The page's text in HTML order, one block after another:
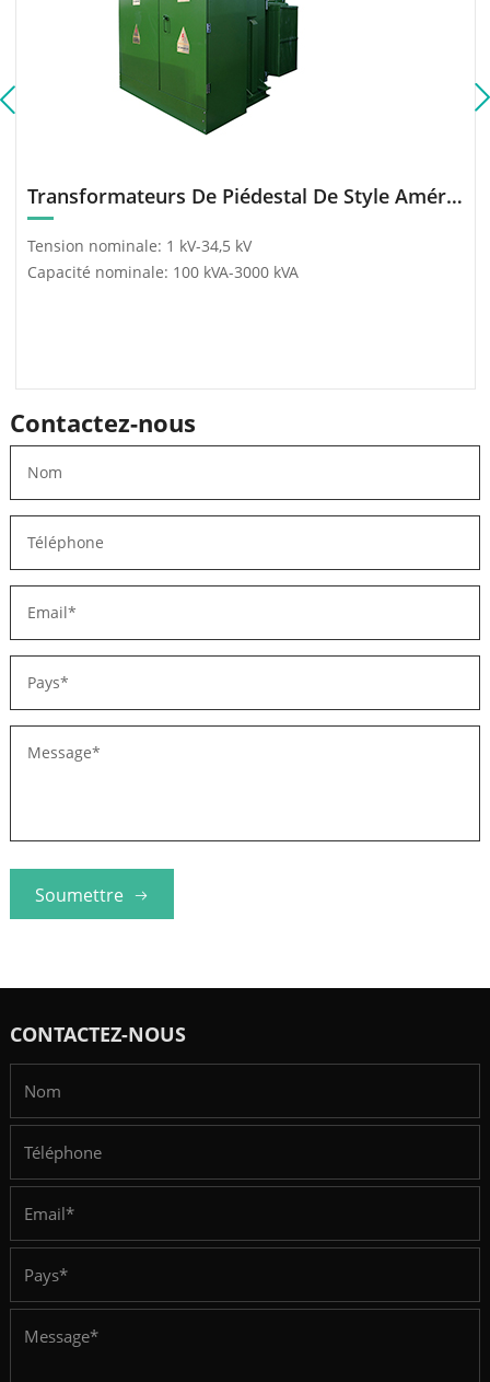
Transformateurs De Piédestal De Style Américain
Tension nominale: 1 kV-34,5 kV
Capacité nominale: 100 kVA-3000 kVA
Contactez-nous
Soumettre
CONTACTEZ-NOUS